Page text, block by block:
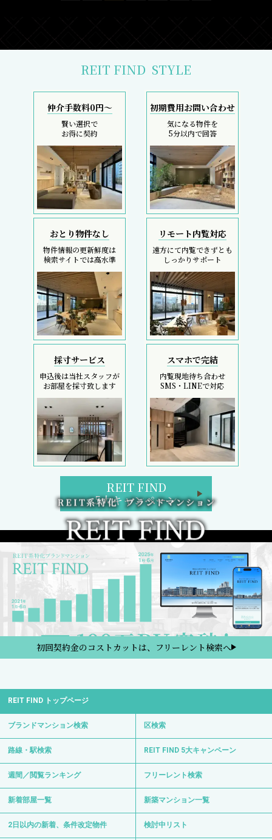
REIT FIND STYLE
仲介手数料0円～
賢い選択で
お得に契約
初期費用お問い合わせ
気になる物件を
5分以内で回答
おとり物件なし
物件情報の更新鮮度は
検索サイトでは高水準
リモート内覧対応
遠方にて内覧できずとも
しっかりサポート
採寸サービス
申込後は当社スタッフが
お部屋を採寸致します
スマホで完結
内覧現地待ち合わせ
SMS・LINEで対応
REIT FIND
5大キャンペーン
初回契約金のコストカットは、フリーレント検索へ
REIT FIND トップページ
ブランドマンション検索 区検索
路線・駅検索 REIT FIND 5大キャンペーン
週間／閲覧ランキング フリーレント検索
新着部屋一覧 新築マンション一覧
2日以内の新着、条件改定物件 検討中リスト